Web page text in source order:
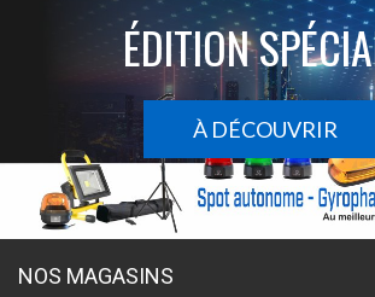
ÉDITION
À DÉCOUVRIR
NOS MAGASINS